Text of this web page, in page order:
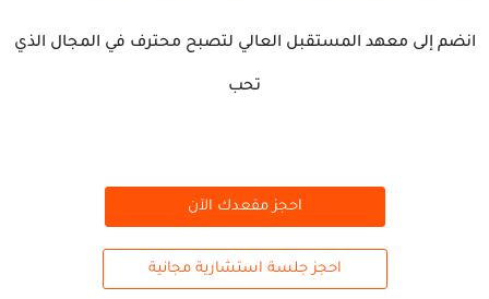
انضم إلى معهد المستقبل العالي لتصبح محترف في المجال الذي
تحب
احجز مقعدك الآن
احجز جلسة استشارية مجانية